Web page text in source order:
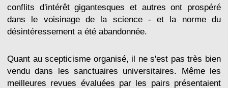
conflits d'intérêt gigantesques et autres ont prospéré
dans le voisinage de la science - et la norme du
désintéressement a été abandonnée.
Quant au scepticisme organisé, il ne s'est pas très bien
vendu dans les sanctuaires universitaires. Même les
meilleures revues évaluées par les pairs présentaient